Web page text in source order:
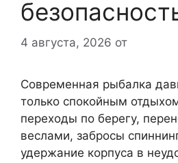
4 августа, 2026 от
Современная рыбалка
только спокойным
переходы по берегу,
веслами, забросы
удержание корпуса в